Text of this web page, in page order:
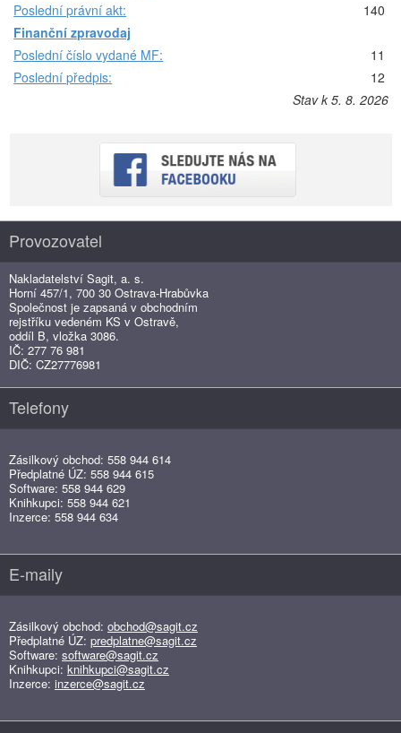
Poslední právní akt:
140
Finanční zpravodaj
Poslední číslo vydané MF:
11
Poslední předpis:
12
Stav k 5. 8. 2026
Provozovatel
Nakladatelství Sagit, a. s.
Horní 457/1, 700 30 Ostrava-Hrabůvka
Společnost je zapsaná v obchodním
rejstříku vedeném KS v Ostravě,
oddíl B, vložka 3086.
IČ: 277 76 981
DIČ: CZ27776981
Telefony
Zásilkový obchod: 558 944 614
Předplatné ÚZ: 558 944 615
Software: 558 944 629
Knihkupci: 558 944 621
Inzerce: 558 944 634
E-maily
Zásilkový obchod: obchod@sagit.cz
Předplatné ÚZ: predplatne@sagit.cz
Software: software@sagit.cz
Knihkupci: knihkupci@sagit.cz
Inzerce: inzerce@sagit.cz